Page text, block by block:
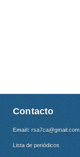
Contacto
Email: rsa7ca@gmail.com
Lista de periódicos